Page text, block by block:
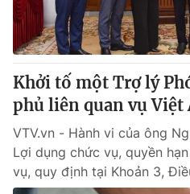
Khởi tố một Trợ lý
phủ liên quan vụ Việt
VTV.vn - Hành vi của ông
Lợi dụng chức vụ, quyền
vụ, quy định tại Khoản 3,